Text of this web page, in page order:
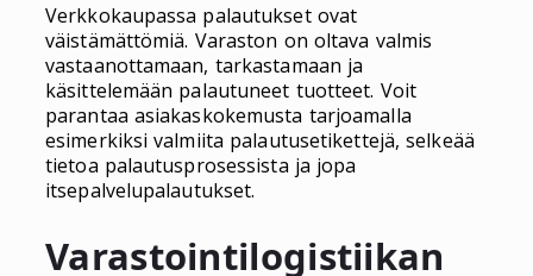
Verkkokaupassa palautukset ovat
väistämättömiä. Varaston on oltava valmis
vastaanottamaan, tarkastamaan ja
käsittelemään palautuneet tuotteet. Voit
parantaa asiakaskokemusta tarjoamalla
esimerkiksi valmiita palautusetikettejä, selkeää
tietoa palautusprosessista ja jopa
itsepalvelupalautukset.
Varastointilogistiikan